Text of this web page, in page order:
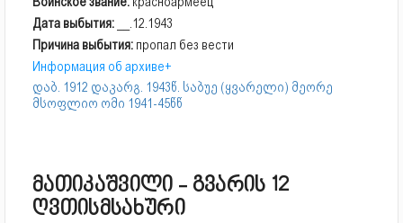
Дата выбытия: __.12.1943
Причина выбытия: пропал без вести
Информация об архиве+
დაბ. 1912 დაკარგ. 1943წ. საბუე (ყვარელი) მეორე
მსოფლიო ომი 1941-45წწ
მათიკაშვილი - გვარის 12
ღვთისმსახური